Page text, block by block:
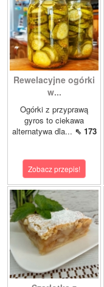
Rewelacyjne ogórki
w...
Ogórki z przyprawą
gyros to ciekawa
alternatywa dla... ⇖ 173
Zobacz przepis!